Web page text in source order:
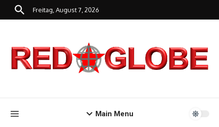
Zum Inhalt springen
Freitag, August 7, 2026
Main Menu